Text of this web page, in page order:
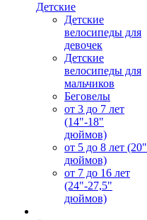
Детские
Детские
велосипеды для
девочек
Детские
велосипеды для
мальчиков
Беговелы
от 3 до 7 лет
(14"-18"
дюймов)
от 5 до 8 лет (20"
дюймов)
от 7 до 16 лет
(24"-27,5"
дюймов)